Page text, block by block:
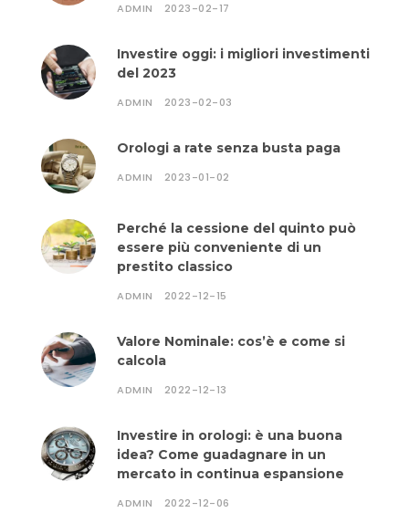
ADMIN 2023-02-17
Investire oggi: i migliori investimenti
del 2023
ADMIN 2023-02-03
Orologi a rate senza busta paga
ADMIN 2023-01-02
Perché la cessione del quinto può
essere più conveniente di un
prestito classico
ADMIN 2022-12-15
Valore Nominale: cos’è e come si
calcola
ADMIN 2022-12-13
Investire in orologi: è una buona
idea? Come guadagnare in un
mercato in continua espansione
ADMIN 2022-12-06